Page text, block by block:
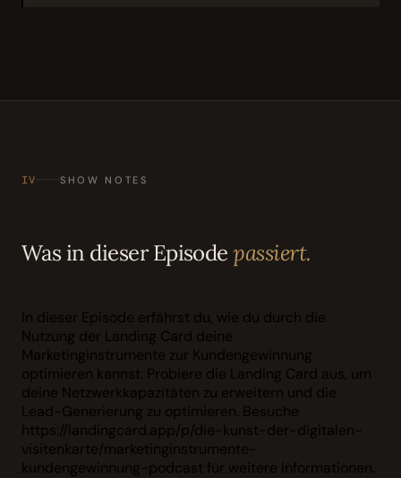
IV SHOW NOTES
Was in dieser Episodepassiert.
In dieser Episode erfährst du, wie du durch die
Nutzung der Landing Card deine
Marketinginstrumente zur Kundengewinnung
optimieren kannst. Probiere die Landing Card aus, um
deine Netzwerkkapazitäten zu erweitern und die
Lead-Generierung zu optimieren. Besuche
https://landingcard.app/p/die-kunst-der-digitalen-
visitenkarte/marketinginstrumente-
kundengewinnung-podcast für weitere Informationen.